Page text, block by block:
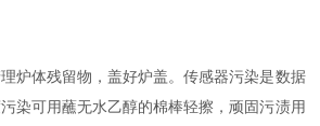
体残留物，盖好炉盖。传感器污染是数据
染可用蘸无水乙醇的棉棒轻擦，顽固污渍用